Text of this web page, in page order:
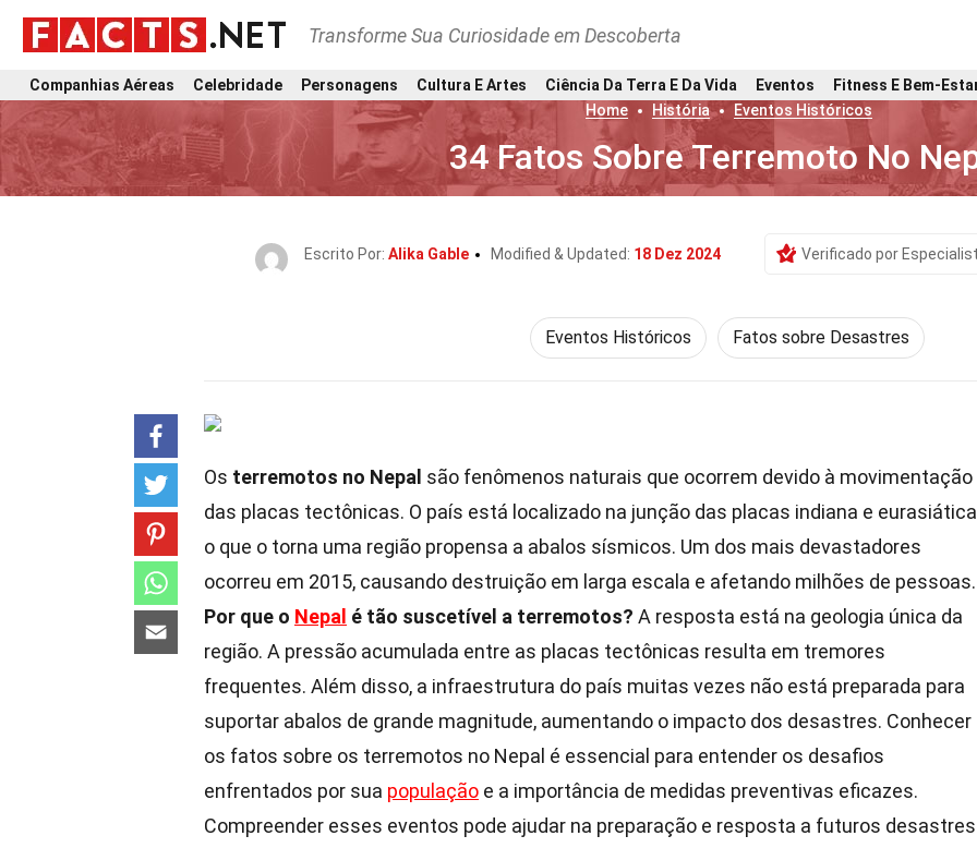
Transforme Sua Curiosidade em Descoberta
Companhias Aéreas Celebridade Personagens Cultura E Artes Ciência Da Terra E Da Vida Eventos
Fitness E Bem-
Home
História Eventos Históricos
34 Fatos Sobre Terremoto No
Escrito Por: Alika Gable Modified & Updated: 18 Dez 2024 Verificado por
Eventos Históricos Fatos sobre Desastres
Os terremotos no Nepal são fenômenos naturais que ocorrem devido à movimentação
das placas tectônicas. O país está localizado na junção das placas indiana e
o que o torna uma região propensa a abalos sísmicos. Um dos mais devastadores
ocorreu em 2015, causando destruição em larga escala e afetando milhões de pessoas.
Por que o Nepal é tão suscetível a terremotos? A resposta está na geologia única da
região. A pressão acumulada entre as placas tectônicas resulta em tremores
frequentes. Além disso, a infraestrutura do país muitas vezes não está preparada para
suportar abalos de grande magnitude, aumentando o impacto dos desastres. Conhecer
os fatos sobre os terremotos no Nepal é essencial para entender os desafios
enfrentados por sua população e a importância de medidas preventivas eficazes.
Compreender esses eventos pode ajudar na preparação e resposta a futuros desastres